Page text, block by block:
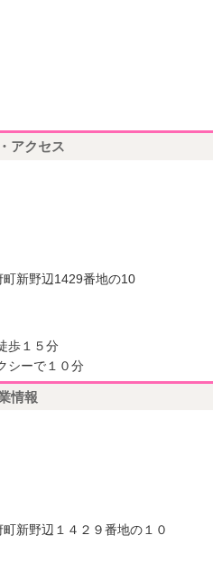
アクセス
新野辺1429番地の10
歩１５分
シーで１０分
情報
新野辺１４２９番地の１０